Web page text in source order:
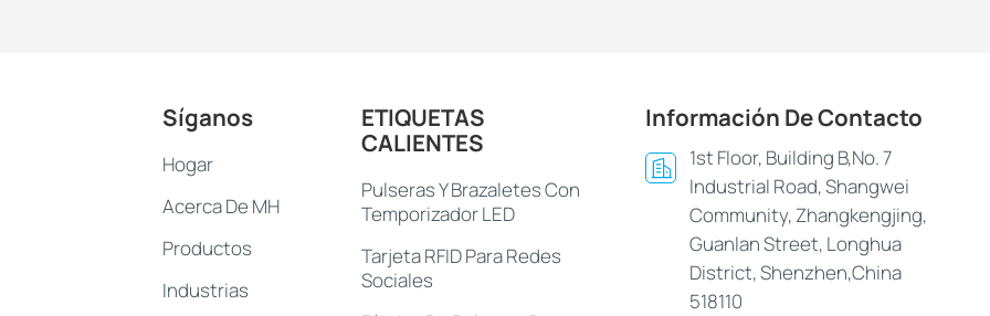
Información De Contacto
1st Floor, Building B,No. 7
Industrial Road, Shangwei
Community, Zhangkengjing,
Guanlan Street, Longhua
District, Shenzhen,China
518110
ETIQUETAS
CALIENTES
Pulseras Y Brazaletes Con
Temporizador LED
Tarjeta RFID Para Redes
Sociales
Síganos
Hogar
Acerca De MH
Productos
Industrias